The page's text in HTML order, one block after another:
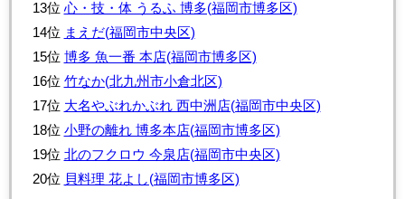
13位 心・技・体 うるふ 博多(福岡市博多区)
14位 まえだ(福岡市中央区)
15位 博多 魚一番 本店(福岡市博多区)
16位 竹なか(北九州市小倉北区)
17位 大名やぶれかぶれ 西中洲店(福岡市中央区)
18位 小野の離れ 博多本店(福岡市博多区)
19位 北のフクロウ 今泉店(福岡市中央区)
20位 貝料理 花よし(福岡市博多区)